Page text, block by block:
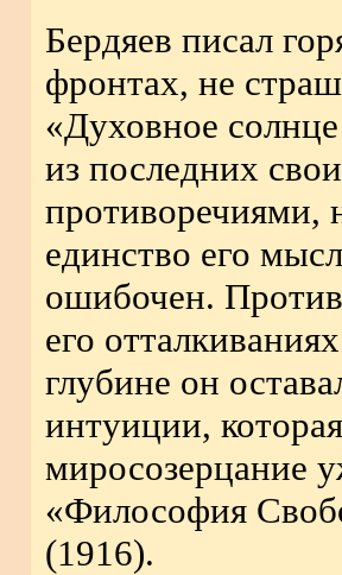
Бердяев писал
фронтах, не
«Духовное
из последних
противоречиями,
единство его
ошибочен.
его
глубине он
интуиции,
миросозерцание
«Философия
(1916).